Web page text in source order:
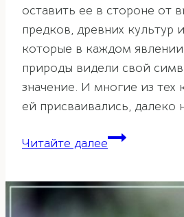
оставить ее в стороне от
предков, древних культур
которые в каждом
природы видели свой
значение. И многие из тех
ей присваивались, далеко
Читайте далееСова